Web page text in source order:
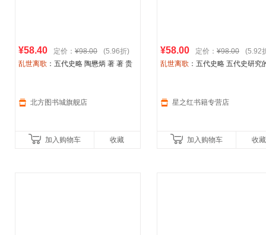
¥58.40 定价： ¥98.00
(5.96折)
乱世离歌 ：五代史略 陶懋炳 著 著 贵
北方图书城旗舰店
加入购物车 收藏
¥58.00 定价： ¥98.00
(5.92
乱世离歌 ：五代史略 五代史研究
图景 “把五代十国史
星之红书籍专营店
加入购物车 收藏